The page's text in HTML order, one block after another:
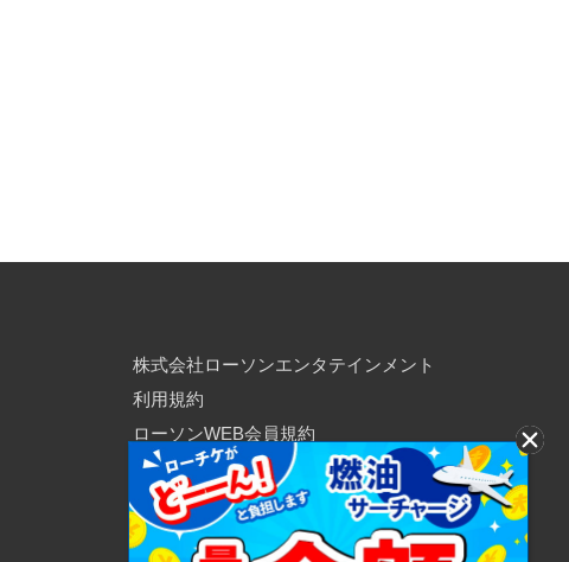
株式会社ローソンエンタテインメント
利用規約
ローソンWEB会員規約
個人情報の取り扱いについて
個人情報保護方針